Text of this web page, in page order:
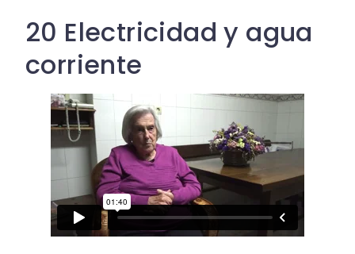
20 Electricidad y agua
corriente